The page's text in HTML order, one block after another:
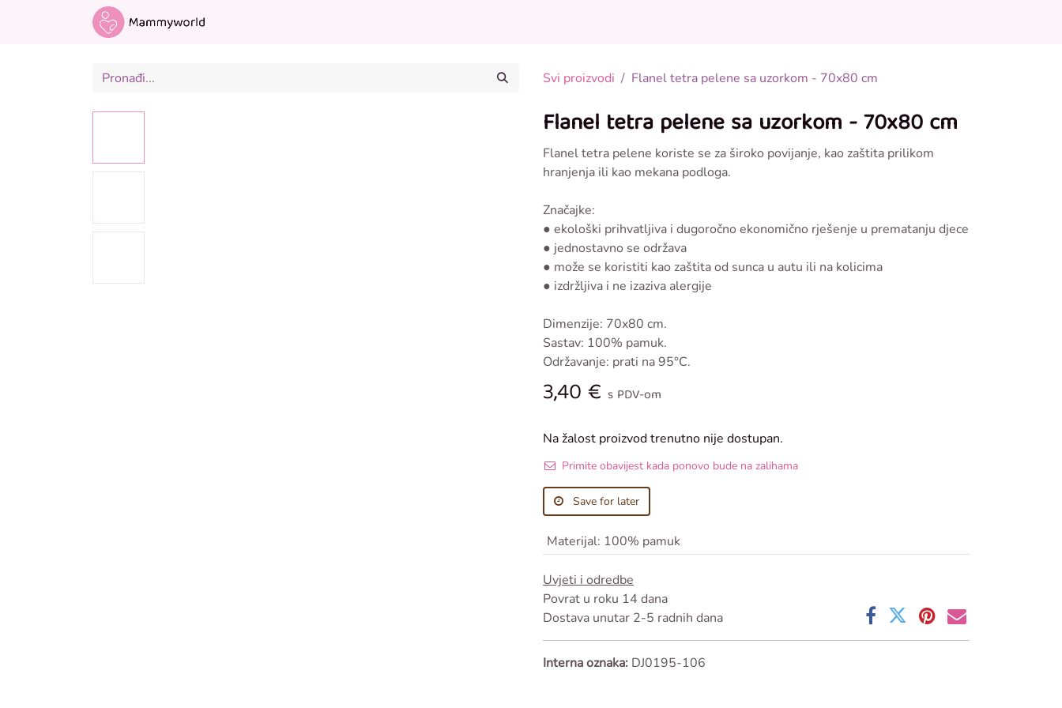
Svi proizvodi Flanel tetra pelene sa uzorkom - 70x80 cm
Flanel tetra pelene sa uzorkom - 70x80 cm
Flanel tetra pelene koriste se za široko povijanje, kao zaštita prilikom
hranjenja ili kao mekana podloga.
Značajke:
● ekološki prihvatljiva i dugoročno ekonomično rješenje u prematanju djece
● jednostavno se održava
● može se koristiti kao zaštita od sunca u autu ili na kolicima
● izdržljiva i ne izaziva alergije
Dimenzije: 70x80 cm.
Sastav: 100% pamuk.
Održavanje: prati na 95°C.
3,40€ s PDV-om
Na žalost proizvod trenutno nije dostupan.
Primite obavijest kada ponovo bude na zalihama
Save for later
Materijal: 100% pamuk
Uvjeti i odredbe
Povrat u roku 14 dana
Dostava unutar 2-5 radnih dana
Interna oznaka: DJ0195-106